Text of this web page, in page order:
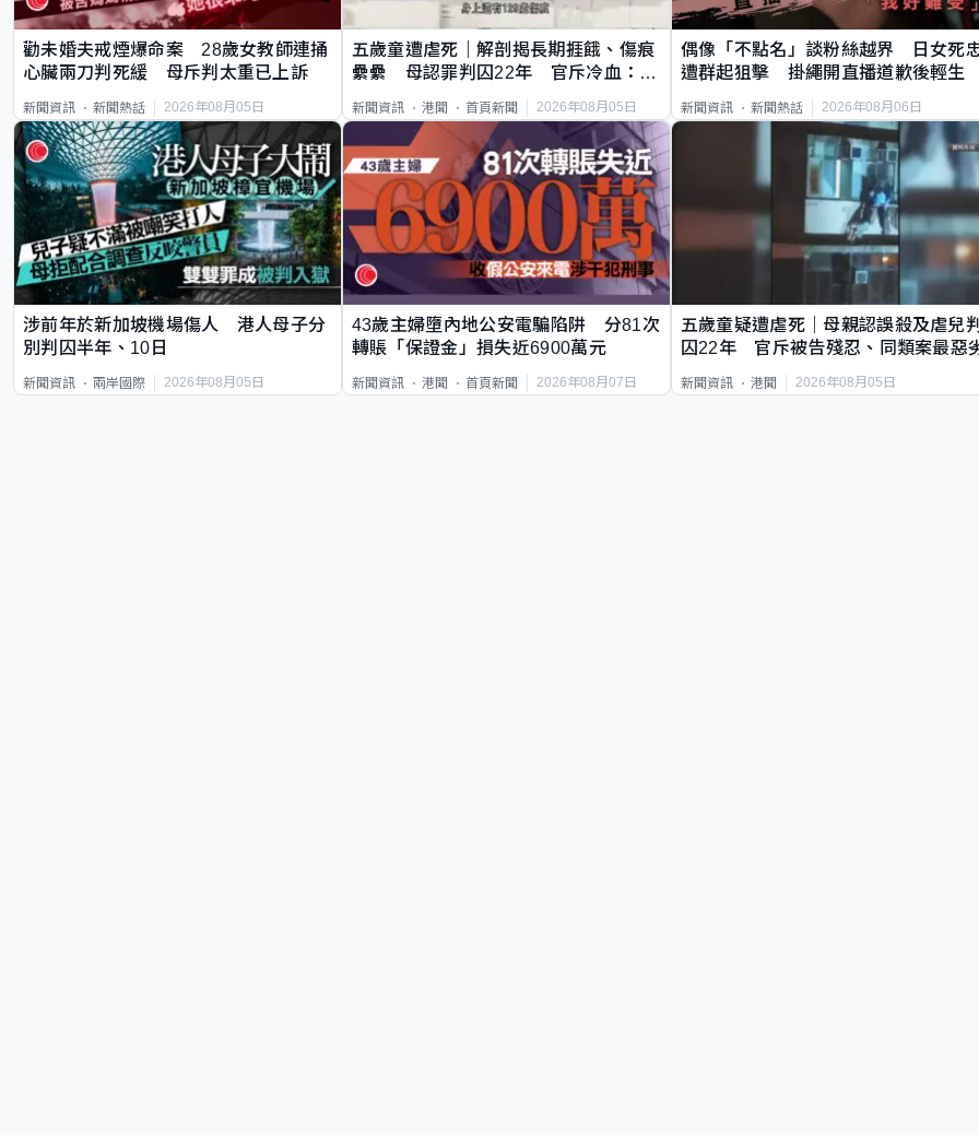
勸未婚夫戒煙爆命案 28歲女教師連捅
心臟兩刀判死緩 母斥判太重已上訴
新聞資訊 新聞熱話 2026年08月05日
五歲童遭虐死｜解剖揭長期捱餓、傷痕
纍纍 母認罪判囚22年 官斥冷血：同
新聞資訊 港聞 首頁新聞 2026年08月05日
偶像「不點名」談粉絲越界 日女死
遭群起狙擊 掛繩開直播道歉後輕生
新聞資訊 新聞熱話 2026年08月06日
涉前年於新加坡機場傷人 港人母子分
別判囚半年、10日
新聞資訊 兩岸國際 2026年08月05日
43歲主婦墮內地公安電騙陷阱 分81次
轉賬「保證金」損失近6900萬元
新聞資訊 港聞 首頁新聞 2026年08月07日
五歲童疑遭虐死｜母親認誤殺及虐兒
囚22年 官斥被告殘忍、同類案最惡
新聞資訊 港聞 2026年08月05日